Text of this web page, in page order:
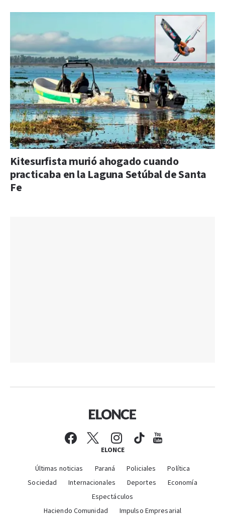
Kitesurfista murió ahogado cuando
practicaba en la Laguna Setúbal de Santa
Fe
ELONCE
Últimas noticias Paraná Policiales
Política
Sociedad
Internacionales Deportes
Economía
Espectáculos
Haciendo Comunidad
Impulso Empresarial